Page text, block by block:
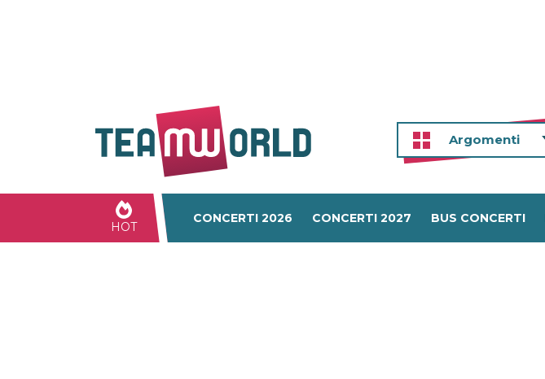
Argomenti
HOT
CONCERTI 2026 CONCERTI 2027 BUS CONCERTI